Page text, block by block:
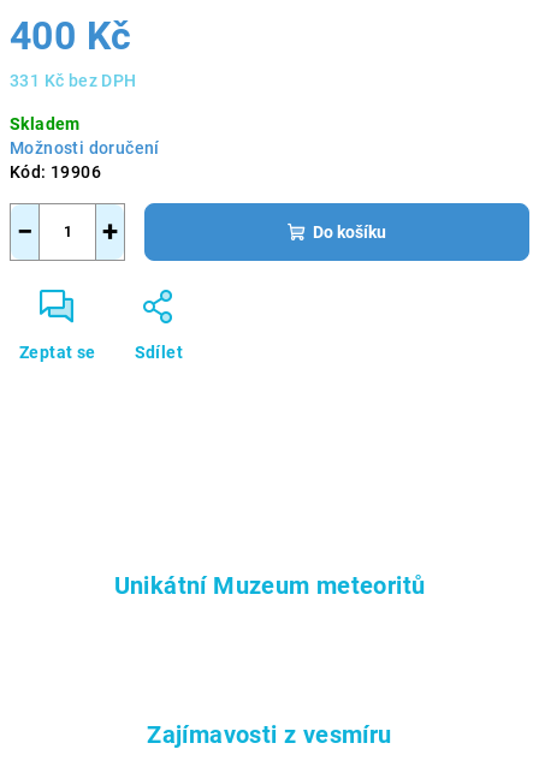
400 Kč
331 Kč bez DPH
cena:
Skladem
Možnosti doručení
Kód: 19906
+
− Do košíku
Zeptat se Sdílet
Unikátní Muzeum meteoritů
Zajímavosti z vesmíru